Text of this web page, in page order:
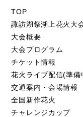
TOP
諏訪湖祭湖上花火大
大会概要
大会プログラム
チケット情報
花火ライブ配信(準備
交通案内・会場情報
全国新作花火
チャレンジカップ